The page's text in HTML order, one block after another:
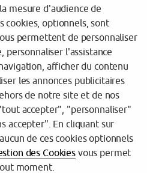
mesure d'audience de
cookies, optionnels, sont
permettent de personnaliser
personnaliser l'assistance
afficher du contenu
les annonces publicitaires
de notre site et de nos
accepter", "personnaliser"
accepter". En cliquant sur
de ces cookies optionnels
des Cookiesvous permet
moment.